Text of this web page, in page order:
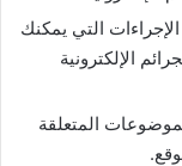
التي يمكنك
الإلكترونية
المتعلقة